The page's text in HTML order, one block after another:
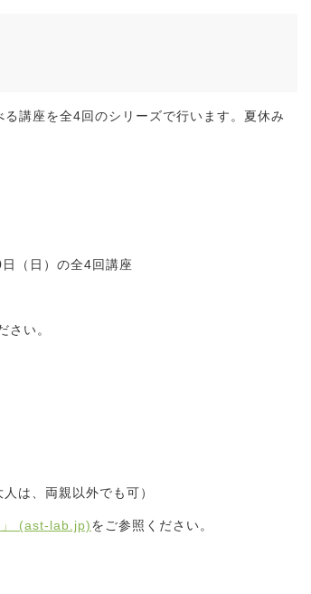
講座を全4回のシリーズで行います。夏休み
（日）の全4回講座
さい。
は、両親以外でも可）
」 (ast-lab.jp)をご参照ください。